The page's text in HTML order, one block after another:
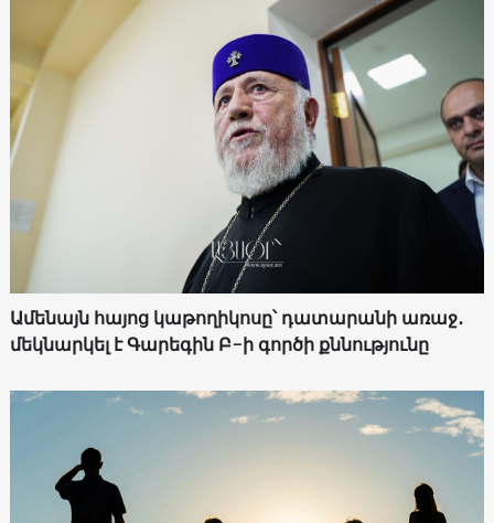
Ամենայն հայոց կաթողիկոսը՝ դատարանի առաջ․
մեկնարկել է Գարեգին Բ-ի գործի քննությունը